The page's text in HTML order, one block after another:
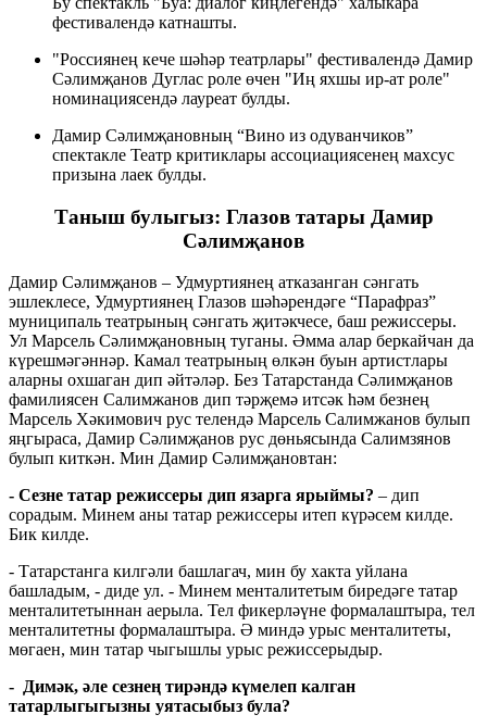
фестивалендә катнашты.
"Россиянең кече шәһәр театрлары" фестивалендә Дамир
Сәлимҗанов Дуглас роле өчен "Иң яхшы ир-ат роле"
номинациясендә лауреат булды.
Дамир Сәлимҗановның “Вино из одуванчиков”
спектакле Театр критиклары ассоциациясенең махсус
призына лаек булды.
Таныш булыгыз: Глазов татары Дамир
Сәлимҗанов
Дамир Сәлимҗанов – Удмуртиянең атказанган сәнгать
эшлеклесе, Удмуртиянең Глазов шәһәрендәге “Парафраз”
муниципаль театрының сәнгать җитәкчесе, баш режиссеры.
Ул Марсель Сәлимҗановның туганы. Әмма алар беркайчан да
күрешмәгәннәр. Камал театрының өлкән буын артистлары
аларны охшаган дип әйтәләр. Без Татарстанда Сәлимҗанов
фамилиясен Салимжанов дип тәрҗемә итсәк һәм безнең
Марсель Хәкимович рус телендә Марсель Салимжанов булып
яңгыраса, Дамир Сәлимҗанов рус дөньясында Салимзянов
булып киткән. Мин Дамир Сәлимҗановтан:
- Сезне татар режиссеры дип язарга ярыймы? – дип
сорадым. Минем аны татар режиссеры итеп күрәсем килде.
Бик килде.
- Татарстанга килгәли башлагач, мин бу хакта уйлана
башладым, - диде ул. - Минем менталитетым биредәге татар
менталитетыннан аерыла. Тел фикерләүне формалаштыра, тел
менталитетны формалаштыра. Ә миндә урыс менталитеты,
мөгаен, мин татар чыгышлы урыс режиссерыдыр.
- Димәк, әле сезнең тирәндә күмелеп калган
татарлыгыгызны уятасыбыз була?